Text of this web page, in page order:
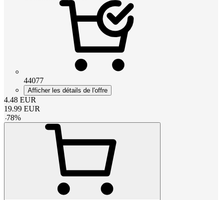
44077
Afficher les détails de l'offre
4.48 EUR
19.99 EUR
-78%